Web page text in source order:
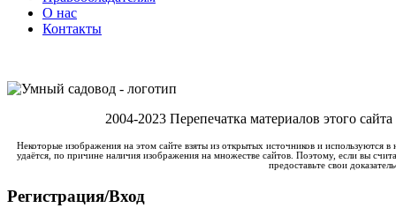
О нас
Контакты
2004-2023 Перепечатка материалов этого
Некоторые изображения на этом сайте взяты из открытых источников и используются
удаётся, по причине наличия изображения на множестве сайтов. Поэтому, если вы
предоставьте свои
Регистрация/Вход